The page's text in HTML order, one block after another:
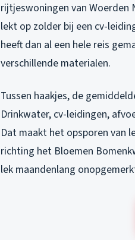
rijtjeswoningen van Woerden
lekt op zolder bij een cv-
heeft dan al een hele reis
verschillende materialen.
Tussen haakjes, de
Drinkwater, cv-leidingen,
Dat maakt het opsporen van
richting het Bloemen
lek maandenlang